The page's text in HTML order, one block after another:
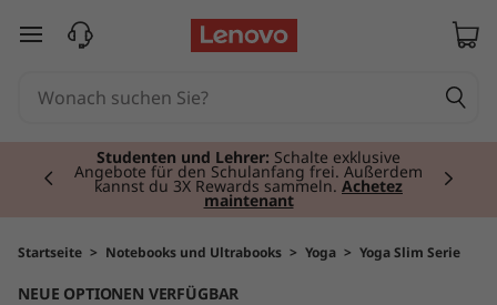
Yzum Hauptinhalt springen
Studenten und Lehrer: Schalte exklusive
Angebote für den Schulanfang frei. Außerdem
kannst du 3X Rewards sammeln. Achetez
maintenant
Currently displaying item 2 of 3
Startseite > Notebooks und Ultrabooks > Yoga > Yoga Slim Serie
NEUE OPTIONEN VERFÜGBAR